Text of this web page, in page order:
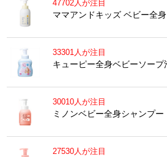
47702人が注目
ママアンドキッズ ベビー全
33301人が注目
キューピー全身ベビーソープ
30010人が注目
ミノンベビー全身シャンプー
27530人が注目